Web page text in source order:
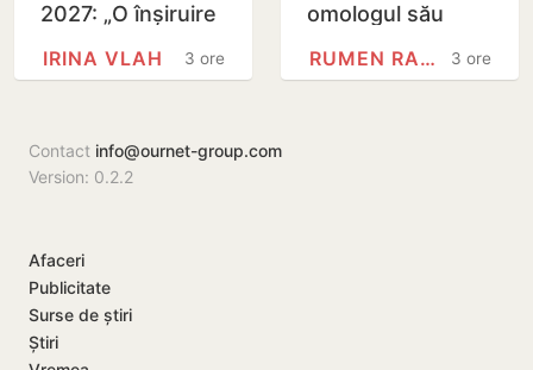
2027: „O înșiruire
realizată pe
3 ore
IRINA VLAH
omologul său
europeană și
3 ore
RUMEN RADEV
Contact info@ournet-group.com
Version: 0.2.2
Afaceri
Publicitate
Surse de știri
Știri